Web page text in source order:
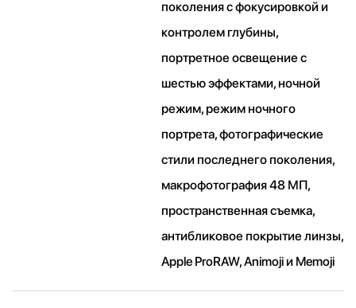
поколения с фокусировкой и
контролем глубины,
портретное освещение с
шестью эффектами, ночной
режим, режим ночного
портрета, фотографические
стили последнего поколения,
макрофотография 48 МП,
пространственная съемка,
антибликовое покрытие линзы,
Apple ProRAW, Animoji и Memoji